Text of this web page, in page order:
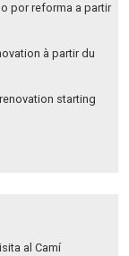
por reforma a partir
à partir du
starting
al Camí